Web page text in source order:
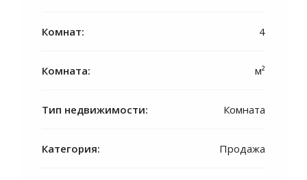
Комнат: 4
Комната: м²
Тип недвижимости: Комната
Категория: Продажа